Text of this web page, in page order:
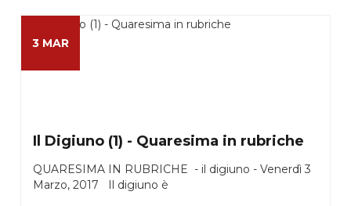
3 MAR
Il Digiuno (1) - Quaresima in rubriche
QUARESIMA IN RUBRICHE - il digiuno - Venerdì 3
Marzo, 2017 Il digiuno è